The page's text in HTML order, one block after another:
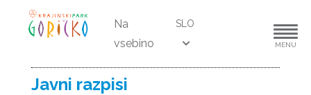
Na
vsebino
SLO
MENU
Javni razpisi